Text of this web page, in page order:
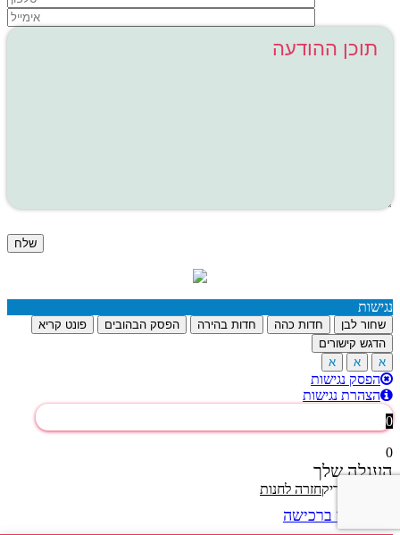
נגישות
שחור לבן חדות כהה חדות בהירה הפסק הבהובים
פונט קריא
הדגש קישורים
א
א א
הפסק נגישות
הצהרת נגישות
0
0
העגלה שלך
הסל שלך ריקחזרה לחנות
המשך ברכישה